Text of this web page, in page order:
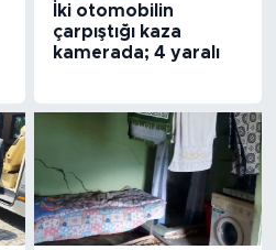
İki otomobilin
çarpıştığı kaza
kamerada; 4 yaralı